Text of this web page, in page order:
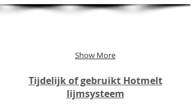
Show More
Tijdelijk of gebruikt Hotmelt
lijmsysteem